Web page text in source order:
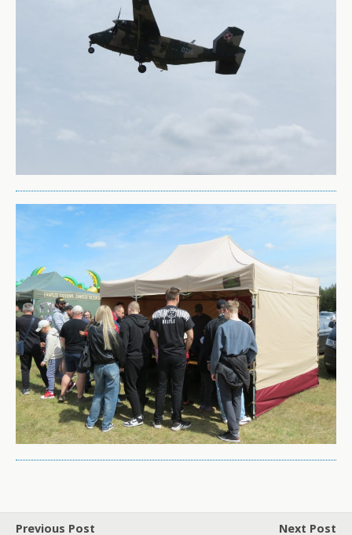
Previous Post Next Post